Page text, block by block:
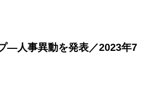
―人事異動を発表／2023年7